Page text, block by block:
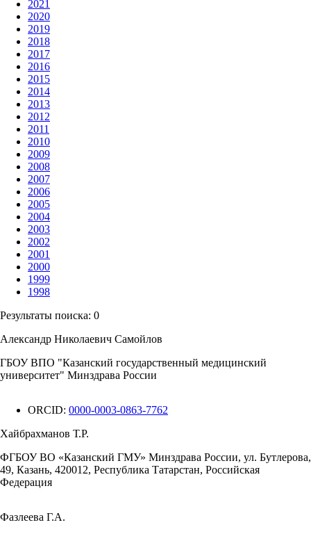
2021
2020
2019
2018
2017
2016
2015
2014
2013
2012
2011
2010
2009
2008
2007
2006
2005
2004
2003
2002
2001
2000
1999
1998
Результаты поиска: 0
Александр Николаевич Самойлов
ГБОУ ВПО "Казанский государственный медицинский
университет" Минздрава России
ORCID: 0000-0003-0863-7762
Хайбрахманов Т.Р.
ФГБОУ ВО «Казанский ГМУ» Минздрава России, ул. Бутлерова,
49, Казань, 420012, Республика Татарстан, Российская
Федерация
Фазлеева Г.А.